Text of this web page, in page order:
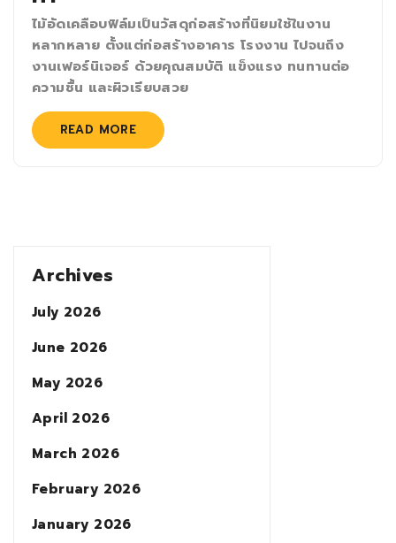
ไม้อัดเคลือบฟิล์มเป็นวัสดุก่อสร้างที่นิยมใช้ในงาน
หลากหลาย ตั้งแต่ก่อสร้างอาคาร โรงงาน ไปจนถึง
งานเฟอร์นิเจอร์ ด้วยคุณสมบัติ แข็งแรง ทนทานต่อ
ความชื้น และผิวเรียบสวย
READ MORE
Archives
July 2026
June 2026
May 2026
April 2026
March 2026
February 2026
January 2026